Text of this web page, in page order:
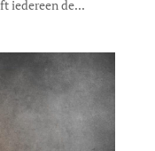
iedereen de...